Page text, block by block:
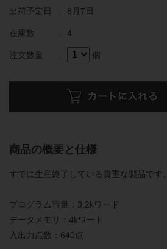
出荷予定日 : 8月7日
在庫数 : 4
注文数量 : 個
商品の概要と仕様
すでに生産終了している貴重な製品です。
プログラム容量：3.2kワード
データメモリ：4kワード
入出力点数：640点